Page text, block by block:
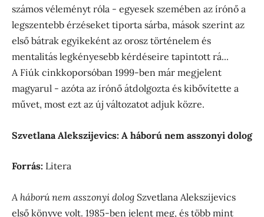
számos véleményt róla - egyesek szemében az írónő a
legszentebb érzéseket tiporta sárba, mások szerint az
első bátrak egyikeként az orosz történelem és
mentalitás legkényesebb kérdéseire tapintott rá...
A Fiúk cinkkoporsóban 1999-ben már megjelent
magyarul - azóta az írónő átdolgozta és kibővítette a
művet, most ezt az új változatot adjuk közre.
Szvetlana Alekszijevics: A háború nem asszonyi dolog
Forrás: Litera
A háború nem asszonyi dolog Szvetlana Alekszijevics
első könyve volt. 1985-ben jelent meg, és több mint